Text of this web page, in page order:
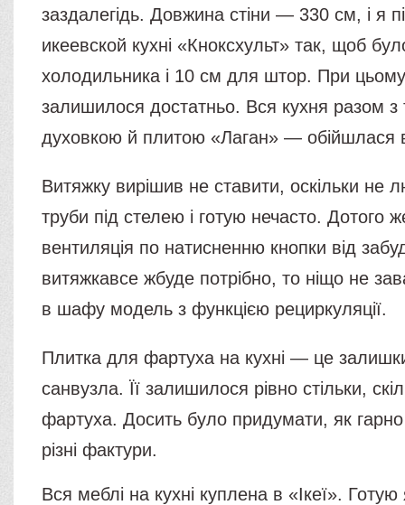
заздалегідь. Довжина стіни — 330 см, і я
икеевской кухні «Кноксхульт» так, щоб
холодильника і 10 см для штор. При
залишилося достатньо. Вся кухня разом
духовкою й плитою «Лаган» — обійшлася
Витяжку вирішив не ставити, оскільки не
труби під стелею і готую нечасто. Дотого
вентиляція по натисненню кнопки від
витяжкавсе жбуде потрібно, то ніщо не
в шафу модель з функцією рециркуляції.
Плитка для фартуха на кухні — це
санвузла. Її залишилося рівно стільки,
фартуха. Досить було придумати, як гарно
різні фактури.
Вся меблі на кухні куплена в «Ікеї».